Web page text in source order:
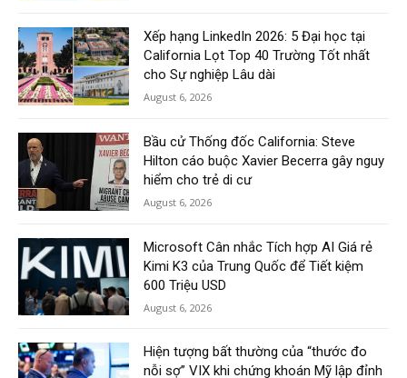
Xếp hạng LinkedIn 2026: 5 Đại học tại
California Lọt Top 40 Trường Tốt nhất
cho Sự nghiệp Lâu dài
August 6, 2026
Bầu cử Thống đốc California: Steve
Hilton cáo buộc Xavier Becerra gây nguy
hiểm cho trẻ di cư
August 6, 2026
Microsoft Cân nhắc Tích hợp AI Giá rẻ
Kimi K3 của Trung Quốc để Tiết kiệm
600 Triệu USD
August 6, 2026
Hiện tượng bất thường của “thước đo
nỗi sợ” VIX khi chứng khoán Mỹ lập đỉnh